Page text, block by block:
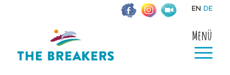
EN DE
Menü